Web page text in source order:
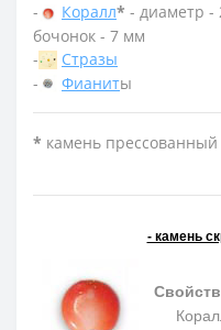
- Коралл* - диаметр -
бочонок - 7 мм
-
Стразы
-
Фианиты
* камень прессованный
- камень
Коралл